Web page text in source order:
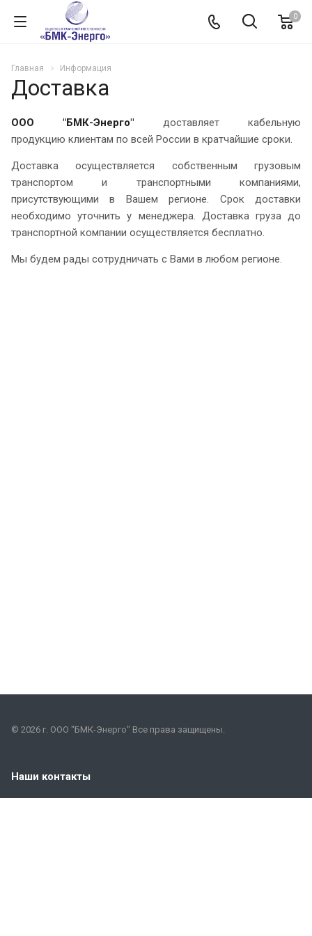
0
Главная Информация
Доставка
ООО "БМК-Энерго" доставляет кабельную
продукцию клиентам по всей России в кратчайшие сроки.
Доставка осуществляется собственным грузовым
транспортом и транспортными компаниями,
присутствующими в Вашем регионе. Срок доставки
необходимо уточнить у менеджера. Доставка груза до
транспортной компании осуществляется бесплатно.
Мы будем рады сотрудничать с Вами в любом регионе.
© 2026 г. ООО "БМК-Энерго" Все права защищены.
Наши контакты